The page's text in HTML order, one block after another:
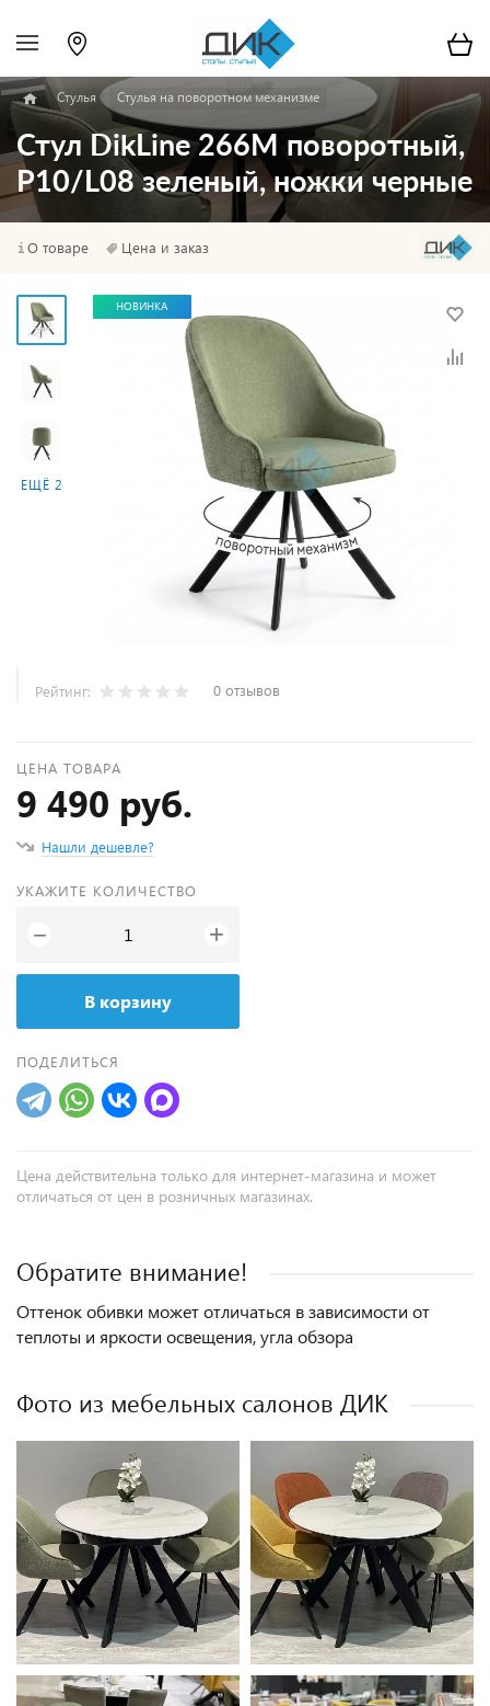
Стулья Стулья на поворотном механизме
Стул DikLine 266M поворотный,
P10/L08 зеленый, ножки черные
О товаре Цена и заказ
ЕЩЁ 2
НОВИНКА
Рейтинг: 0 отзывов
ЦЕНА ТОВАРА
9 490 руб.
Нашли дешевле?
УКАЖИТЕ КОЛИЧЕСТВО
− +
В корзину
ПОДЕЛИТЬСЯ
Цена действительна только для интернет-магазина и может
отличаться от цен в розничных магазинах.
Обратите внимание!
Оттенок обивки может отличаться в зависимости от
теплоты и яркости освещения, угла обзора
Фото из мебельных салонов ДИК